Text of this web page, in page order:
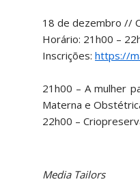
18 de dezembro //
Horário: 21h00 –
Inscrições: https://
21h00 – A mulher
Materna e
22h00 –
Media Tailors